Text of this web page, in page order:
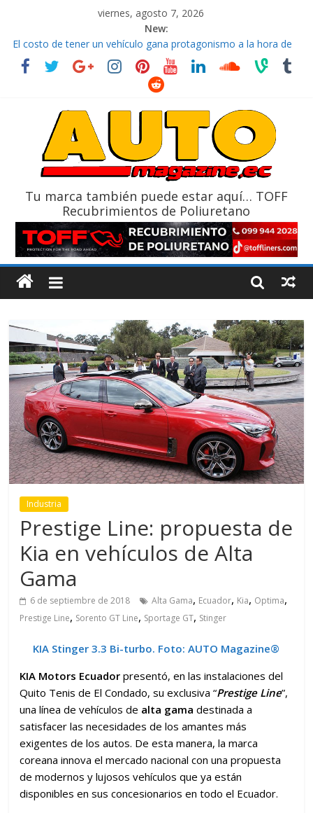
viernes, agosto 7, 2026
New:
El costo de tener un vehículo gana protagonismo a la hora de
decidir
Ultima película ‘Spider‑Man: Brand New Day’ pone en escena a
La Vuelta al Ecuador 2026, edición 47ª, recorre 7 provincias en 8
La FEDAK recibe 12 Sinotruk Bolden para cubrir las rutas de La
Tu marca también puede estar aquí… TOFF
Recubrimientos de Poliuretano
Industria
Prestige Line: propuesta de
Kia en vehículos de Alta
Gama
6 de septiembre de 2018 Alta Gama, Ecuador, Kia, Optima,
Prestige Line, Sorento GT Line, Sportage GT, Stinger
KIA Stinger 3.3 Bi-turbo. Foto:AUTO Magazine®
KIA Motors Ecuador presentó, en las instalaciones del
Quito Tenis de El Condado, su exclusiva “Prestige Line”,
una línea de vehículos de alta gama destinada a
satisfacer las necesidades de los amantes más
exigentes de los autos. De esta manera, la marca
coreana innova el mercado nacional con una propuesta
de modernos y lujosos vehículos que ya están
disponibles en sus concesionarios en todo el Ecuador.